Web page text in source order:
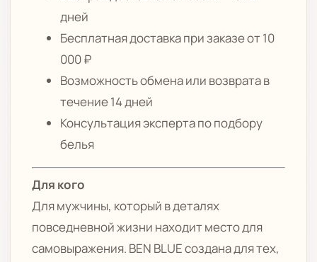
дней
Бесплатная доставка при заказе от 10
000 ₽
Возможность обмена или возврата в
течение 14 дней
Консультация эксперта по подбору
белья
Для кого
Для мужчины, который в деталях
повседневной жизни находит место для
самовыражения. BEN BLUE создана для тех,